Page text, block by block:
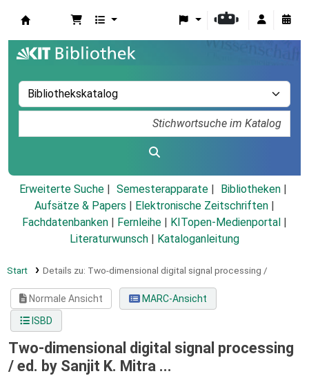
Erweiterte Suche Semesterapparate
Bibliotheken
Aufsätze & Papers
Elektronische Zeitschriften
Fachdatenbanken
Fernleihe KITopen-Medienportal
Literaturwunsch
Kataloganleitung
Start Details zu: Two-dimensional digital signal processing /
Normale Ansicht
MARC-Ansicht
ISBD
Two-dimensional digital signal processing
/ ed. by Sanjit K. Mitra ...